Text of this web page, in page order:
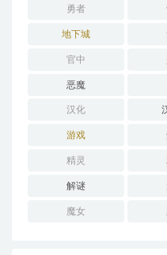
勇者
地下城
官中
恶魔
汉化
游戏
精灵
解谜
魔女